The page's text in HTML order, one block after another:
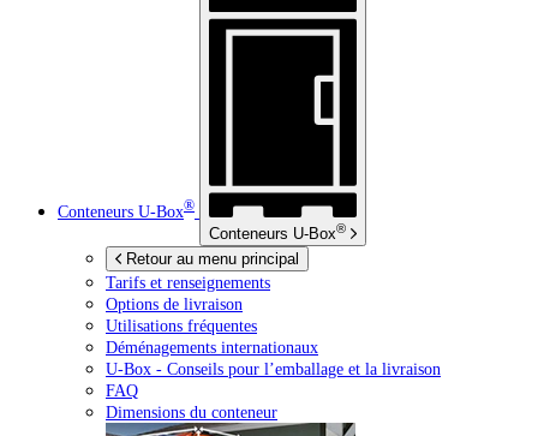
Conteneurs U-Box®
Conteneurs U-Box®
Retour au menu principal
Tarifs et renseignements
Options de livraison
Utilisations fréquentes
Déménagements internationaux
U-Box - Conseils pour l’emballage et la livraison
FAQ
Dimensions du conteneur